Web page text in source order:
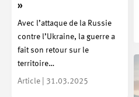
»
Avec l’attaque de la Russie
contre l’Ukraine, la guerre a
fait son retour sur le
territoire…
Article | 31.03.2025